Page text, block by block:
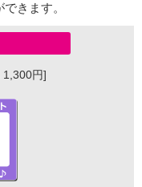
きます。
円]